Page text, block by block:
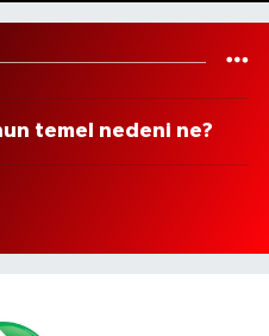
temel nedeni ne?